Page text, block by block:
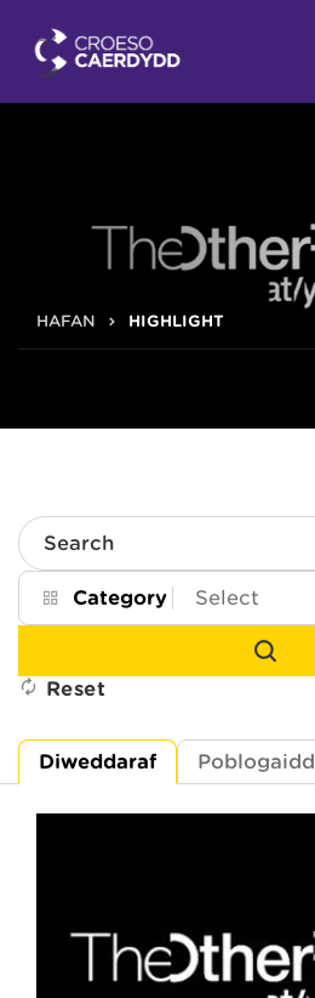
HAFAN HIGHLIGHT
Search
Category
Reset
Diweddaraf Poblogaidd